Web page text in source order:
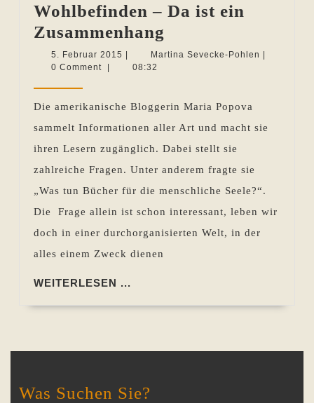
Wohlbefinden – Da ist ein
Zusammenhang
und
Wohlbefinden
–
Da
ist
ein
Zusammenhang
5. Februar 2015 5.
Februar
Martina Sevecke-Pohlen Martina
0 Comment
08:32
Die amerikanische Bloggerin Maria Popova
sammelt Informationen aller Art und macht sie
ihren Lesern zugänglich. Dabei stellt sie
zahlreiche Fragen. Unter anderem fragte sie
„Was tun Bücher für die menschliche Seele?“.
Die Frage allein ist schon interessant, leben wir
doch in einer durchorganisierten Welt, in der
alles einem Zweck dienen
WEITERLESEN ...
Was Suchen Sie?